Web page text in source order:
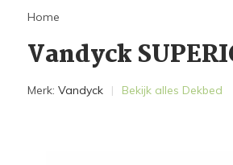
Home
Vandyck
Merk: Vandyck Bekijk alles Dekbed